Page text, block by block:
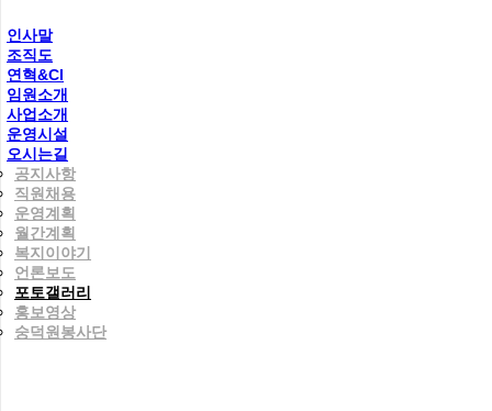
인사말
조직도
연혁&CI
임원소개
사업소개
운영시설
오시는길
공지사항
직원채용
운영계획
월간계획
복지이야기
언론보도
포토갤러리
홍보영상
숭덕원봉사단